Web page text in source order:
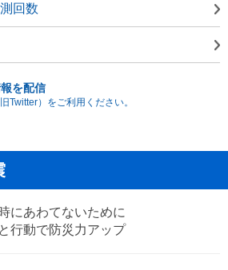
回数
を配信
Twitter）をご利用ください。
にあわてないために
行動で防災力アップ